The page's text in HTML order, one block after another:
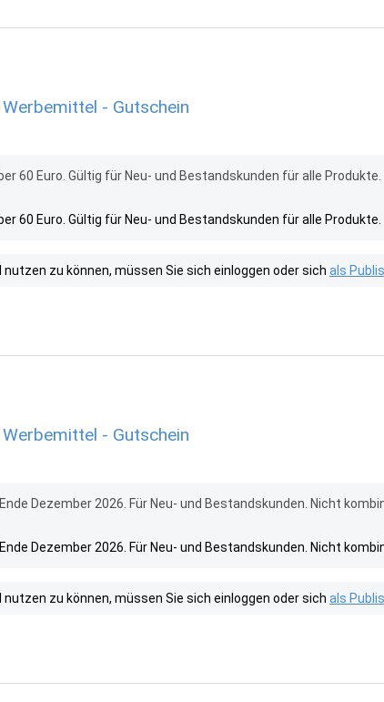
- Gutschein
60 Euro. Gültig für Neu- und Bestandskunden für alle
60 Euro. Gültig für Neu- und Bestandskunden für alle
zu können, müssen Sie sich einloggen oder sich als
- Gutschein
Dezember 2026. Für Neu- und Bestandskunden. Nicht
Dezember 2026. Für Neu- und Bestandskunden. Nicht
zu können, müssen Sie sich einloggen oder sich als